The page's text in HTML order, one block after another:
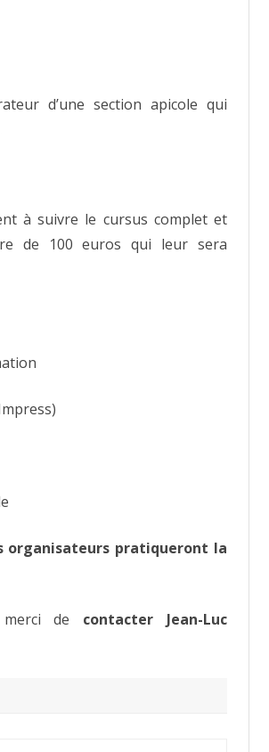
d’une section apicole qui
à suivre le cursus complet et
de 100 euros qui leur sera
organisateurs pratiqueront la
de contacter Jean-Luc